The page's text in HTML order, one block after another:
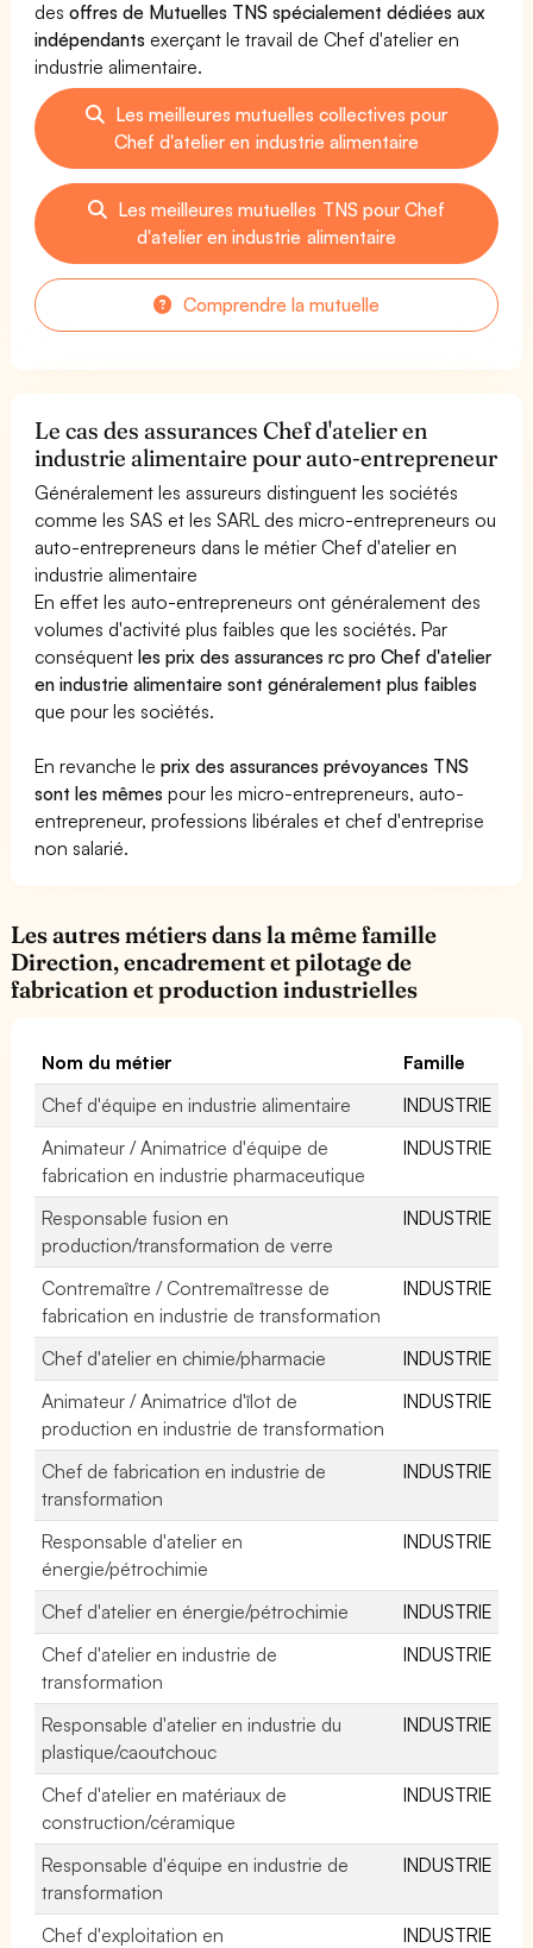
desoffres de Mutuelles TNS spécialement dédiées aux
indépendants exerçant le travail de Chef d'atelier en
industrie alimentaire.
Les meilleures mutuelles collectives pour
Chef d'atelier en industrie alimentaire
Les meilleures mutuelles TNS pour Chef
d'atelier en industrie alimentaire
Comprendre la mutuelle
Le cas des assurances Chef d'atelier en
industrie alimentaire pour auto-entrepreneur
Généralement les assureurs distinguent les sociétés
comme les SAS et les SARL des micro-entrepreneurs ou
auto-entrepreneurs dans le métier Chef d'atelier en
industrie alimentaire
En effet les auto-entrepreneurs ont généralement des
volumes d'activité plus faibles que les sociétés. Par
conséquentles prix des assurances rc pro Chef d'atelier
en industrie alimentaire sont généralement plus faibles
que pour les sociétés.
En revanche leprix des assurances prévoyances TNS
sont les mêmes pour les micro-entrepreneurs, auto-
entrepreneur, professions libérales et chef d'entreprise
non salarié.
Les autres métiers dans la même famille
Direction, encadrement et pilotage de
fabrication et production industrielles
Nom du métier
Famille
Chef d'équipe en industrie alimentaire
INDUSTRIE
Animateur / Animatrice d'équipe de
fabrication en industrie pharmaceutique
INDUSTRIE
Responsable fusion en
production/transformation de verre
INDUSTRIE
Contremaître / Contremaîtresse de
fabrication en industrie de transformation
INDUSTRIE
Chef d'atelier en chimie/pharmacie
INDUSTRIE
Animateur / Animatrice d'îlot de
production en industrie de transformation
INDUSTRIE
Chef de fabrication en industrie de
transformation
INDUSTRIE
Responsable d'atelier en
énergie/pétrochimie
INDUSTRIE
Chef d'atelier en énergie/pétrochimie
INDUSTRIE
Chef d'atelier en industrie de
transformation
INDUSTRIE
Responsable d'atelier en industrie du
plastique/caoutchouc
INDUSTRIE
Chef d'atelier en matériaux de
construction/céramique
INDUSTRIE
Responsable d'équipe en industrie de
transformation
INDUSTRIE
Chef d'exploitation en INDUSTRIE